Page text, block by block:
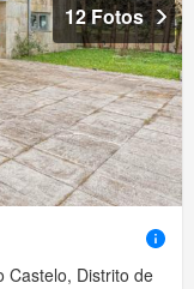
12 Fotos
Castelo, Distrito de